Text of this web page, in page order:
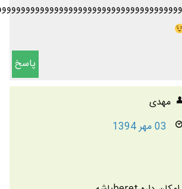
پاسخ
مهدی
03 مهر 1394